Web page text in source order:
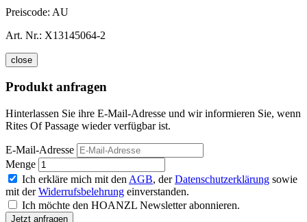
Preiscode: AU
Art. Nr.: X13145064-2
close
Produkt anfragen
Hinterlassen Sie ihre E-Mail-Adresse und wir informieren Sie, wenn
Rites Of Passage wieder verfügbar ist.
E-Mail-Adresse
Menge
Ich erkläre mich mit den AGB, derDatenschutzerklärung sowie
mit derWiderrufsbelehrung einverstanden.
Ich möchte den HOANZL Newsletter abonnieren.